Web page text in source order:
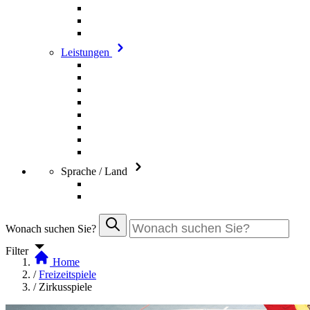
Leistungen
Sprache / Land
Wonach suchen Sie?
Filter
Home
/ Freizeitspiele
/ Zirkusspiele